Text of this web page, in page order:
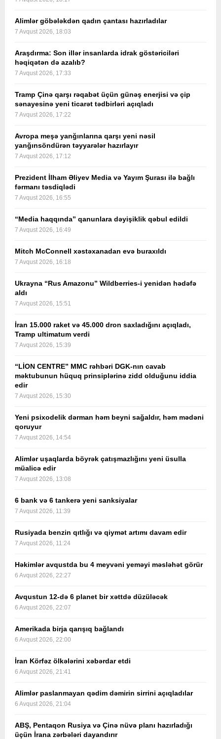
Alimlər göbələkdən qadın çantası hazırladılar
7 Avqust 2026, 18:03
Araşdırma: Son illər insanlarda idrak göstəriciləri
həqiqətən də azalıb?
7 Avqust 2026, 17:33
Tramp Çinə qarşı rəqabət üçün günəş enerjisi və çip
sənayesinə yeni ticarət tədbirləri açıqladı
7 Avqust 2026, 17:22
Avropa meşə yanğınlarına qarşı yeni nəsil
yanğınsöndürən təyyarələr hazırlayır
7 Avqust 2026, 17:12
Prezident İlham Əliyev Media və Yayım Şurası ilə bağlı
fərmanı təsdiqlədi
7 Avqust 2026, 16:55
“Media haqqında” qanunlara dəyişiklik qəbul edildi
7 Avqust 2026, 16:49
Mitch McConnell xəstəxanadan evə buraxıldı
7 Avqust 2026, 16:18
Ukrayna “Rus Amazonu” Wildberries-i yenidən hədəfə
aldı
7 Avqust 2026, 15:51
İran 15.000 raket və 45.000 dron saxladığını açıqladı,
Tramp ultimatum verdi
7 Avqust 2026, 15:39
“LİON CENTRE” MMC rəhbəri DGK-nın cavab
məktubunun hüquq prinsiplərinə zidd olduğunu iddia
edir
7 Avqust 2026, 15:30
Yeni psixodelik dərman həm beyni sağaldır, həm mədəni
qoruyur
7 Avqust 2026, 14:54
Alimlər uşaqlarda böyrək çatışmazlığını yeni üsulla
müalicə edir
7 Avqust 2026, 13:08
6 bank və 6 tankerə yeni sanksiyalar
7 Avqust 2026, 11:39
Rusiyada benzin qıtlığı və qiymət artımı davam edir
7 Avqust 2026, 11:24
Həkimlər avqustda bu 4 meyvəni yeməyi məsləhət görür
6 Avqust 2026, 22:27
Avqustun 12-də 6 planet bir xəttdə düzüləcək
6 Avqust 2026, 22:07
Amerikada birja qarışıq bağlandı
6 Avqust 2026, 22:00
İran Körfəz ölkələrini xəbərdar etdi
6 Avqust 2026, 21:41
Alimlər paslanmayan qədim dəmirin sirrini açıqladılar
6 Avqust 2026, 21:04
ABŞ, Pentaqon Rusiya və Çinə nüvə planı hazırladığı
üçün İrana zərbələri dayandırır